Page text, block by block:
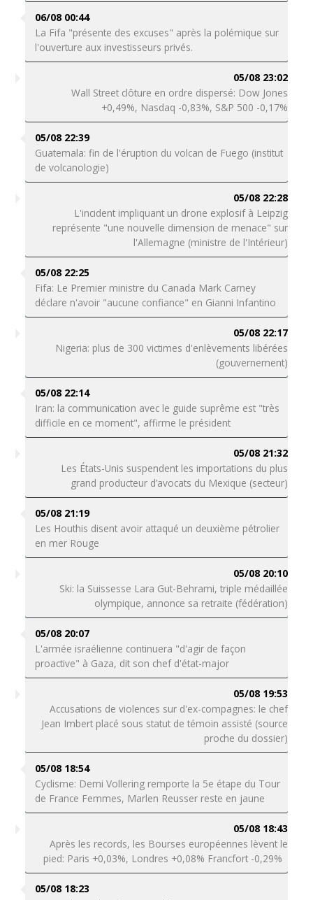
06/08 00:44
La Fifa "présente des excuses" après la polémique sur
l'ouverture aux investisseurs privés.
05/08 23:02
Wall Street clôture en ordre dispersé: Dow Jones
+0,49%, Nasdaq -0,83%, S&P 500 -0,17%
05/08 22:39
Guatemala: fin de l'éruption du volcan de Fuego (institut
de volcanologie)
05/08 22:28
L'incident impliquant un drone explosif à Leipzig
représente "une nouvelle dimension de menace" sur
l'Allemagne (ministre de l'Intérieur)
05/08 22:25
Fifa: Le Premier ministre du Canada Mark Carney
déclare n'avoir "aucune confiance" en Gianni Infantino
05/08 22:17
Nigeria: plus de 300 victimes d'enlèvements libérées
(gouvernement)
05/08 22:14
Iran: la communication avec le guide suprême est "très
difficile en ce moment", affirme le président
05/08 21:32
Les États-Unis suspendent les importations du plus
grand producteur d’avocats du Mexique (secteur)
05/08 21:19
Les Houthis disent avoir attaqué un deuxième pétrolier
en mer Rouge
05/08 20:10
Ski: la Suissesse Lara Gut-Behrami, triple médaillée
olympique, annonce sa retraite (fédération)
05/08 20:07
L'armée israélienne continuera "d'agir de façon
proactive" à Gaza, dit son chef d'état-major
05/08 19:53
Accusations de violences sur d'ex-compagnes: le chef
Jean Imbert placé sous statut de témoin assisté (source
proche du dossier)
05/08 18:54
Cyclisme: Demi Vollering remporte la 5e étape du Tour
de France Femmes, Marlen Reusser reste en jaune
05/08 18:43
Après les records, les Bourses européennes lèvent le
pied: Paris +0,03%, Londres +0,08% Francfort -0,29%
05/08 18:23